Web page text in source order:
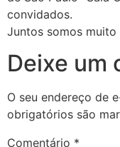
convidados.
Juntos somos
Deixe um
O seu endereço de
obrigatórios são
Comentário *